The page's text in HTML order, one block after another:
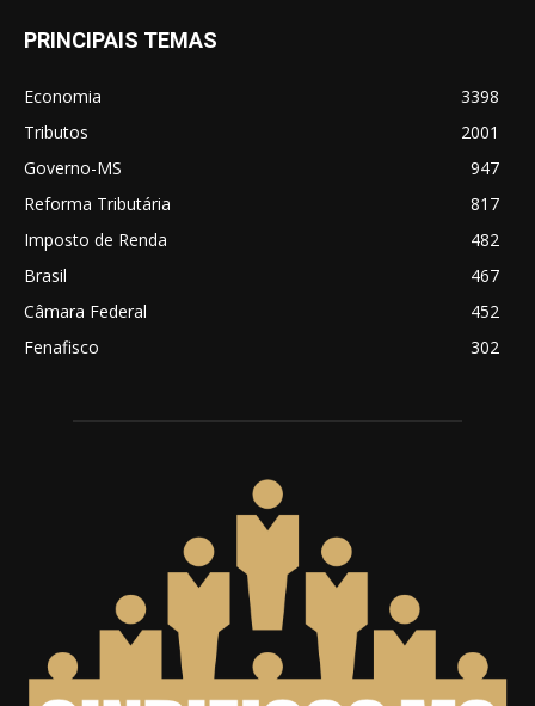
PRINCIPAIS TEMAS
Economia
3398
Tributos
2001
Governo-MS
947
Reforma Tributária
817
Imposto de Renda
482
Brasil
467
Câmara Federal
452
Fenafisco
302